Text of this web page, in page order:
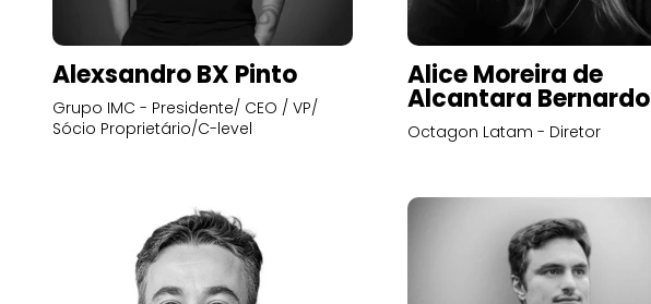
Alexsandro BX Pinto
Grupo IMC - Presidente/ CEO / VP/
Sócio Proprietário/C-level
Alice Moreira de
Alcantara Bernardo
Octagon Latam - Diretor